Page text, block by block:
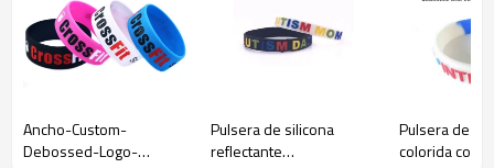
Material Goma de silicona
Logo
Deboss / Relieve / Imprimir
tamaño
Adulto: 202 * 12 * 2mm Niño: 180 * 12 *
2mm
Color
Color personalizado
Ancho-Custom-
Debossed-Logo-
Pulsera de silicona
reflectante
Pulsera de
colorida con